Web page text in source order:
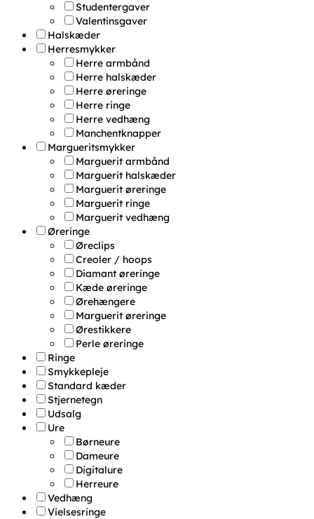
Studentergaver
Valentinsgaver
Halskæder
Herresmykker
Herre armbånd
Herre halskæder
Herre øreringe
Herre ringe
Herre vedhæng
Manchentknapper
Margueritsmykker
Marguerit armbånd
Marguerit halskæder
Marguerit øreringe
Marguerit ringe
Marguerit vedhæng
Øreringe
Øreclips
Creoler / hoops
Diamant øreringe
Kæde øreringe
Ørehængere
Marguerit øreringe
Ørestikkere
Perle øreringe
Ringe
Smykkepleje
Standard kæder
Stjernetegn
Udsalg
Ure
Børneure
Dameure
Digitalure
Herreure
Vedhæng
Vielsesringe